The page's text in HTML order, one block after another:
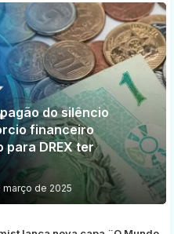
do silêncio
financeiro
DREX ter
março de 2025